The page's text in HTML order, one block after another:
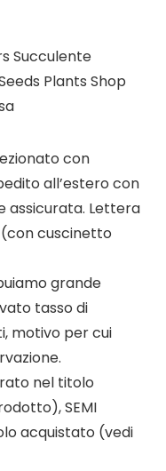
Succulente
Plants Shop
con
all’estero con
assicurata. Lettera
cuscinetto
grande
tasso di
motivo per cui
nel titolo
SEMI
acquistato (vedi